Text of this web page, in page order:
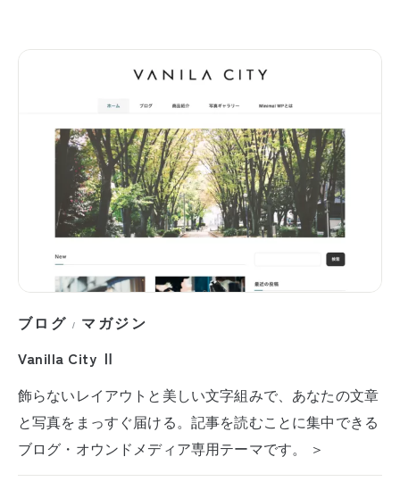
ブログ / マガジン
Vanilla City Ⅱ
飾らないレイアウトと美しい文字組みで、あなたの文章
と写真をまっすぐ届ける。記事を読むことに集中できる
ブログ・オウンドメディア専用テーマです。 ＞